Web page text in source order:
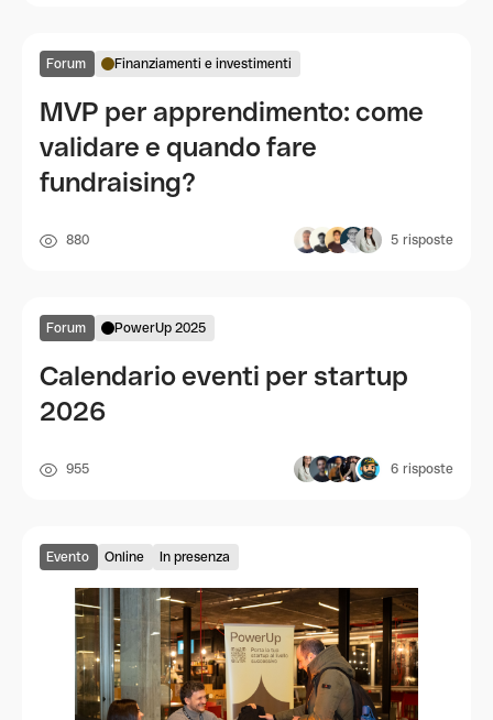
Forum Finanziamenti e investimenti
MVP per apprendimento: come
validare e quando fare
fundraising?
880 5 risposte
Forum PowerUp 2025
Calendario eventi per startup
2026
955 6 risposte
Evento Online In presenza